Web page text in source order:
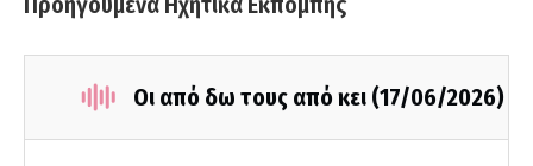
Οι από δω τους από κει (17/06/2026)